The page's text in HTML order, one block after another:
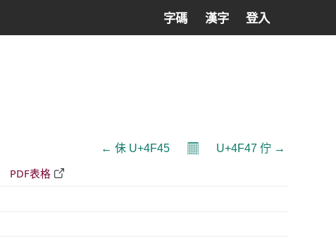
字碼 漢字 登入
← 佅 U+4F45 𝄜 U+4F47 佇 →
PDF表格